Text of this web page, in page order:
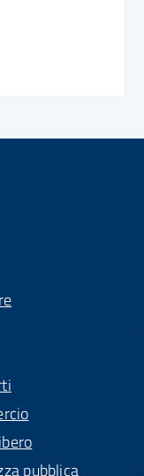
pubblica